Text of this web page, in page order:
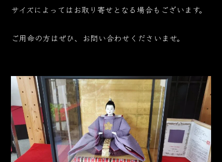
サイズによってはお取り寄せとなる場合もございます。
ご用命の方はぜひ、お問い合わせくださいませ。